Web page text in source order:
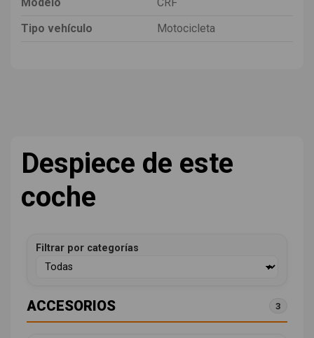
Tipo vehículo
Motocicleta
Despiece de este
coche
Filtrar por categorías
ACCESORIOS 3